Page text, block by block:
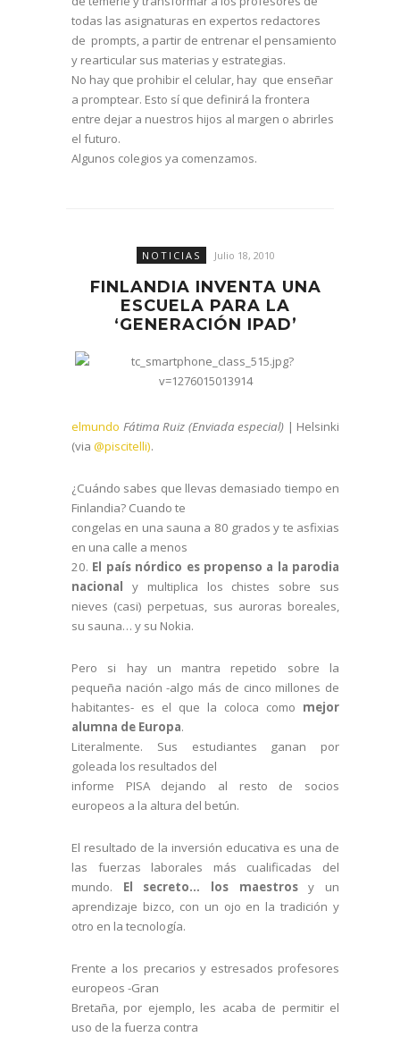
todas las asignaturas en expertos redactores
de prompts, a partir de entrenar el pensamiento
y rearticular sus materias y estrategias.
No hay que prohibir el celular, hay que enseñar
a promptear. Esto sí que definirá la frontera
entre dejar a nuestros hijos al margen o abrirles
el futuro.
Algunos colegios ya comenzamos.
NOTICIAS Julio 18, 2010
FINLANDIA INVENTA UNA
ESCUELA PARA LA
‘GENERACIÓN IPAD’
elmundo Fátima Ruiz (Enviada especial) | Helsinki
(via @piscitelli).
¿Cuándo sabes que llevas demasiado tiempo en
Finlandia? Cuando te
congelas en una sauna a 80 grados y te asfixias
en una calle a menos
20. El país nórdico es propenso a la parodia
nacional y multiplica los chistes sobre sus
nieves (casi) perpetuas, sus auroras boreales,
su sauna… y su Nokia.
Pero si hay un mantra repetido sobre la
pequeña nación -algo más de cinco millones de
habitantes- es el que la coloca como mejor
alumna de Europa.
Literalmente. Sus estudiantes ganan por
goleada los resultados del
informe PISA dejando al resto de socios
europeos a la altura del betún.
El resultado de la inversión educativa es una de
las fuerzas laborales más cualificadas del
mundo. El secreto… los maestrosy un
aprendizaje bizco, con un ojo en la tradición y
otro en la tecnología.
Frente a los precarios y estresados profesores
europeos -Gran
Bretaña, por ejemplo, les acaba de permitir el
uso de la fuerza contra